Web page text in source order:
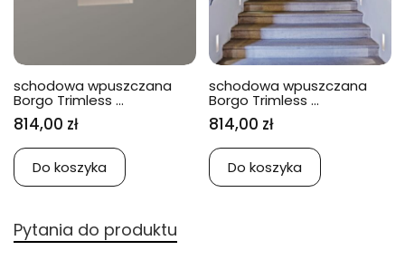
schodowa wpuszczana
Borgo Trimless ...
814,00 zł
Do koszyka
schodowa wpuszczana
Borgo Trimless ...
814,00 zł
Do koszyka
Pytania do produktu